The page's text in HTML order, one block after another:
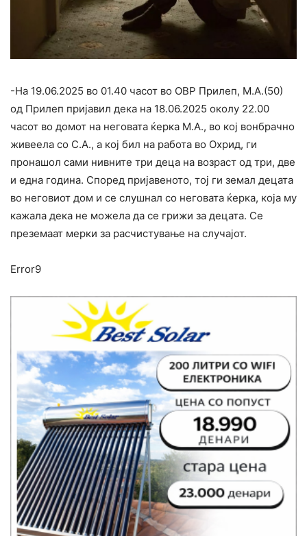
-На 19.06.2025 во 01.40 часот во ОВР Прилеп, М.А.(50)
од Прилеп пријавил дека на 18.06.2025 околу 22.00
часот во домот на неговата ќерка М.А., во кој вонбрачно
живеела со С.А., а кој бил на работа во Охрид, ги
пронашол сами нивните три деца на возраст од три, две
и една година. Според пријавеното, тој ги земал децата
во неговиот дом и се слушнал со неговата ќерка, која му
кажала дека не можела да се грижи за децата. Се
преземаат мерки за расчистување на случајот.
Error9